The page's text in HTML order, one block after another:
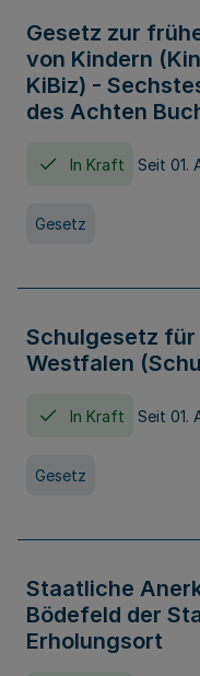
Gesetz zur
von Kindern
KiBiz) -
des Achten
In Kraft Seit 01.
Gesetz
Schulgesetz für
Westfalen
In Kraft Seit 01.
Gesetz
Staatliche
Bödefeld der
Erholungsort